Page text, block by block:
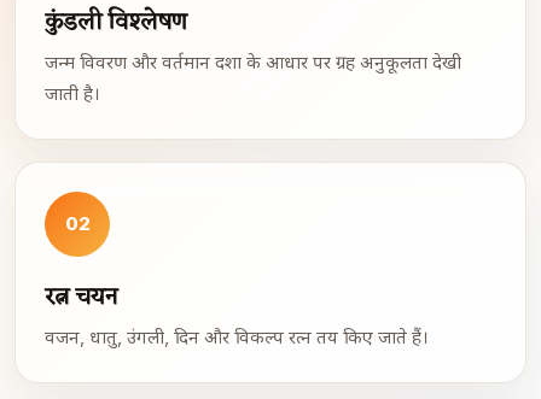
कुंडली विश्लेषण
जन्म विवरण और वर्तमान दशा के आधार पर ग्रह अनुकूलता देखी
जाती है।
02
रत्न चयन
वजन, धातु, उंगली, दिन और विकल्प रत्न तय किए जाते हैं।